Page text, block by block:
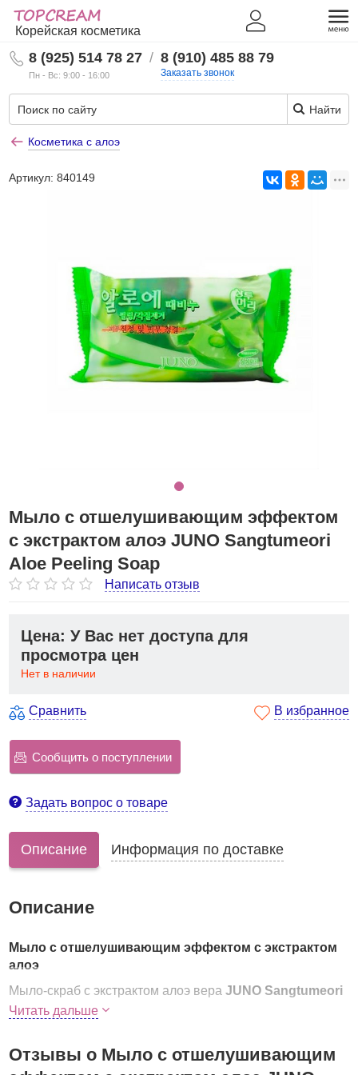
Корейская косметика
8 (925) 514 78 27
Пн - Вс: 9:00 - 16:00
/ 8 (910) 485 88 79
Заказать звонок
Найти
Косметика с алоэ
Артикул:840149
Мыло с отшелушивающим эффектом
с экстрактом алоэ JUNO Sangtumeori
Aloe Peeling Soap
Написать отзыв
Цена: У Вас нет доступа для
просмотра цен
Нет в наличии
Сравнить В избранное
Сообщить о поступлении
Задать вопрос о товаре
Описание Информация по доставке
Описание
Мыло с отшелушивающим эффектом с экстрактом
алоэ
Мыло-скраб с экстрактом алоэ вераJUNO Sangtumeori
Aloe Peeling Soap
Исключительно натуральный состав с природными
компонентами и отсутствие химических добавок
Читать дальше
Отзывы о Мыло с отшелушивающим